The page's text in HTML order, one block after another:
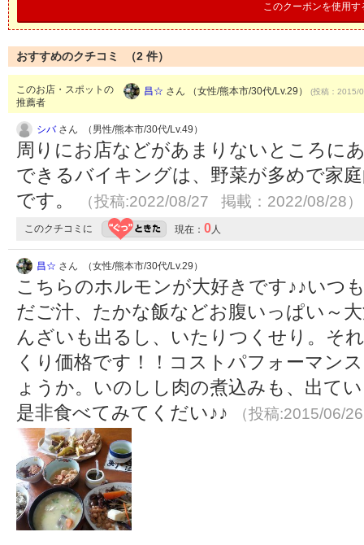
このクーポンを使用す
おすすめのクチコミ （2 件）
このお店・スポットの
推薦者
昌☆ さん （女性/熊本市/30代/Lv.29） (投稿：2015/
シバさん （男性/熊本市/30代/Lv.49）
周りにお店などがあまりないところに
できるバイキングは、野菜が多めで家
です。
（投稿:2022/08/27 掲載：2022/08/28）
このクチコミに 現在： 0人
昌☆ さん （女性/熊本市/30代/Lv.29）
こちらのホルモンが大好きです♪♪いつ
だご汁、たかな飯などお腹いっぱい～
んざいも出るし、いたりつくせり。そ
くり価格です！！コストパフォーマン
ょうか。いのしし肉の煮込みも、出て
是非食べてみてくだい♪♪
（投稿:2015/06/